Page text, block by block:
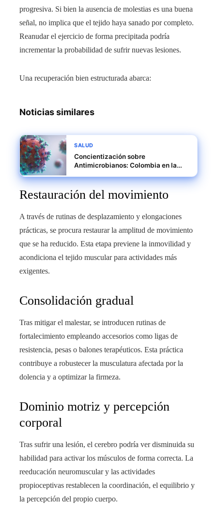
progresiva. Si bien la ausencia de molestias es una buena
señal, no implica que el tejido haya sanado por completo.
Reanudar el ejercicio de forma precipitada podría
incrementar la probabilidad de sufrir nuevas lesiones.
Una recuperación bien estructurada abarca:
Noticias similares
SALUD
Concientización sobre
Antimicrobianos: Colombia en la
Restauración del movimiento
A través de rutinas de desplazamiento y elongaciones
prácticas, se procura restaurar la amplitud de movimiento
que se ha reducido. Esta etapa previene la inmovilidad y
acondiciona el tejido muscular para actividades más
exigentes.
Consolidación gradual
Tras mitigar el malestar, se introducen rutinas de
fortalecimiento empleando accesorios como ligas de
resistencia, pesas o balones terapéuticos. Esta práctica
contribuye a robustecer la musculatura afectada por la
dolencia y a optimizar la firmeza.
Dominio motriz y percepción
corporal
Tras sufrir una lesión, el cerebro podría ver disminuida su
habilidad para activar los músculos de forma correcta. La
reeducación neuromuscular y las actividades
propioceptivas restablecen la coordinación, el equilibrio y
la percepción del propio cuerpo.